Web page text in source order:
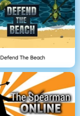
Defend The Beach